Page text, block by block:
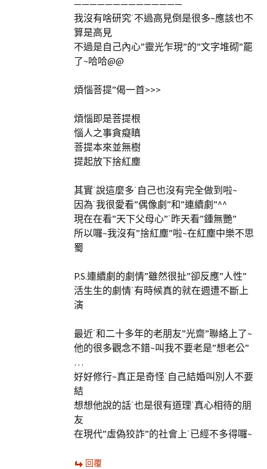
——————————————
我沒有啥研究˙不過高見倒是很多~應該也不
算是高見
不過是自己內心”靈光乍現”的”文字堆砌”罷
了~哈哈@@
煩惱菩提”偈一首>>>
煩惱即是菩提根
惱人之事貪癡瞋
菩提本來並無樹
提起放下捨紅塵
其實˙說這麼多˙自己也沒有完全做到啦~
因為˙我很愛看”偶像劇”和”連續劇”^^
現在在看”天下父母心”˙昨天看”鍾無艷”
所以囉~我沒有”捨紅塵”啦~在紅塵中樂不思
蜀
P.S.連續劇的劇情”雖然很扯”卻反應”人性”
活生生的劇情˙有時候真的就在週遭不斷上
演
最近˙和二十多年的老朋友”光齋”聯絡上了~
他的很多觀念不錯~叫我不要老是”想老公”
…
好好修行~真正是奇怪˙自己結婚叫別人不要
結
想想他說的話˙也是很有道理˙真心相待的朋
友
在現代”虛偽狡詐”的社會上˙已經不多得囉~
回覆